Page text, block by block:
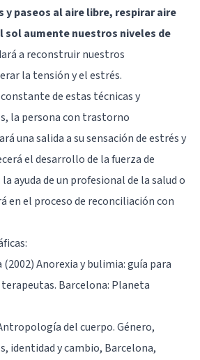
y paseos al aire libre, respirar aire
sol aumente nuestros niveles de
a reconstruir nuestros
la tensión y el estrés.
de estas técnicas y
la persona con trastorno
una salida a su sensación de estrés y
el desarrollo de la fuerza de
ayuda de un profesional de la salud o
en el proceso de reconciliación con
(2002) Anorexia y bulimia: guía para
terapeutas. Barcelona: Planeta
del cuerpo. Género,
identidad y cambio, Barcelona,